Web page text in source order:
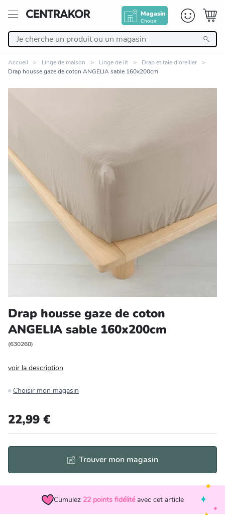
Magasin
Choisir
Meuble
Cuisine et art de la table
Salle de bain et beauté
Entretien et rangement
Bricolage et auto
Jardin et plein air
Accueil Linge de maison Linge de lit
Drap et taie d'oreiller
Drap housse gaze de coton ANGELIA sable 160x200cm
Zoomer sur l'image
Drap housse gaze de coton
ANGELIA sable 160x200cm
(630260)
voir la description
Choisir mon magasin
22,99 €
Trouver mon magasin
Cumulez 22 points fidélité avec cet article